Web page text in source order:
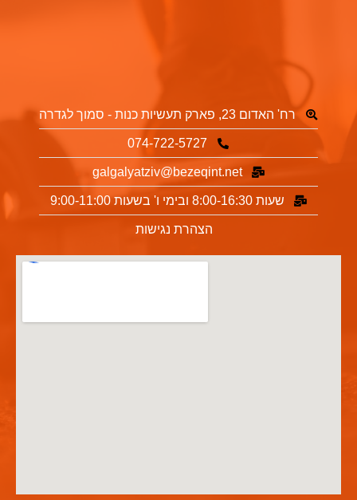
רח' האדום 23, פארק תעשיות כנות - סמוך לגדרה
074-722-5727
galgalyatziv@bezeqint.net
שעות 8:00-16:30 ובימי ו' בשעות 9:00-11:00
הצהרת נגישות